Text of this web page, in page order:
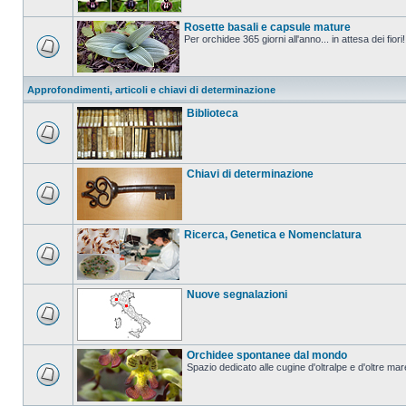
Rosette basali e capsule mature
Per orchidee 365 giorni all'anno... in attesa dei fiori!
Approfondimenti, articoli e chiavi di determinazione
Biblioteca
Chiavi di determinazione
Ricerca, Genetica e Nomenclatura
Nuove segnalazioni
Orchidee spontanee dal mondo
Spazio dedicato alle cugine d'oltralpe e d'oltre